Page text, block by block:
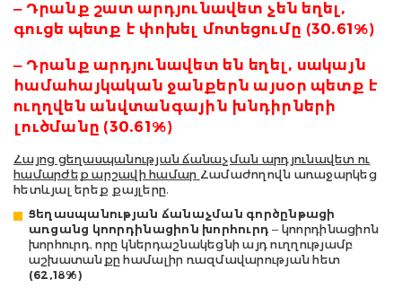
‒ Դրանք շատ արդյունավետ չեն եղել,
գուցե պետք է փոխել մոտեցումը (30.61%)
‒ Դրանք արդյունավետ են եղել, սակայն
համահայկական ջանքերն այսօր պետք է
ուղղվեն անվտանգային խնդիրների
լուծմանը (30.61%)
Հայոց ցեղասպանության ճանաչման արդյունավետ ու
համարժեք արշավի համար Համաժողովն առաջարկեց
հետևյալ երեք քայլերը.
Ցեղասպանության ճանաչման գործընթացի
առցանց կոորդինացիոն խորհուրդ– կոորդինացիոն
խորհուրդ, որը կներդաշնակեցնի այդ ուղղությամբ
աշխատանքը համալիր ռազմավարության հետ
(62,18%)